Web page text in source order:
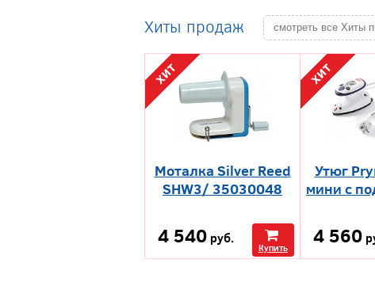
Хиты продаж смотреть все Xиты
Моталка Silver Reed
SHW3/ 35030048
4 540 руб.
Купить
Утюг
мини с
4 560